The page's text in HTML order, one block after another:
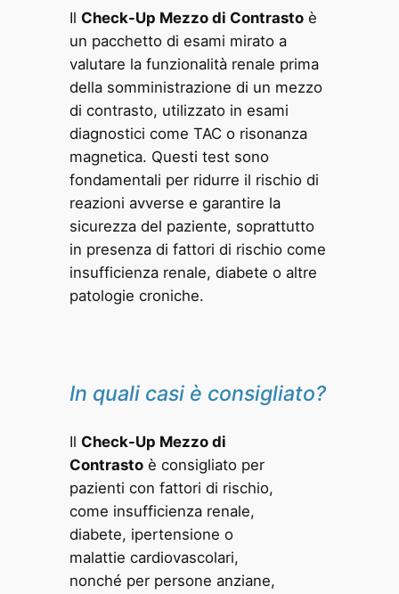
Il Check-Up Mezzo di Contrasto è
un pacchetto di esami mirato a
valutare la funzionalità renale prima
della somministrazione di un mezzo
di contrasto, utilizzato in esami
diagnostici come TAC o risonanza
magnetica. Questi test sono
fondamentali per ridurre il rischio di
reazioni avverse e garantire la
sicurezza del paziente, soprattutto
in presenza di fattori di rischio come
insufficienza renale, diabete o altre
patologie croniche.
In quali casi è consigliato?
Il Check-Up Mezzo di
Contrasto è consigliato per
pazienti con fattori di rischio,
come insufficienza renale,
diabete, ipertensione o
malattie cardiovascolari,
nonché per persone anziane,